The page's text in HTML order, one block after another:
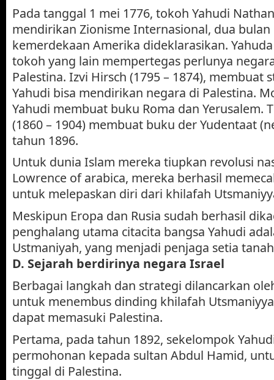
Pada tanggal 1 mei 1776, tokoh Yahudi
mendirikan Zionisme Internasional, dua bulan
kemerdekaan Amerika dideklarasikan. Yahuda
tokoh yang lain mempertegas perlunya
Palestina. Izvi Hirsch (1795 – 1874), membuat
Yahudi bisa mendirikan negara di Palestina.
Yahudi membuat buku Roma dan Yerusalem.
(1860 – 1904) membuat buku der Yudentaat
tahun 1896.
Untuk dunia Islam mereka tiupkan revolusi
Lowrence of arabica, mereka berhasil
untuk melepaskan diri dari khilafah
Meskipun Eropa dan Rusia sudah berhasil
penghalang utama citacita bangsa Yahudi
Ustmaniyah, yang menjadi penjaga setia
D. Sejarah berdirinya negara Israel
Berbagai langkah dan strategi dilancarkan
untuk menembus dinding khilafah
dapat memasuki Palestina.
Pertama, pada tahun 1892, sekelompok
permohonan kepada sultan Abdul Hamid,
tinggal di Palestina.